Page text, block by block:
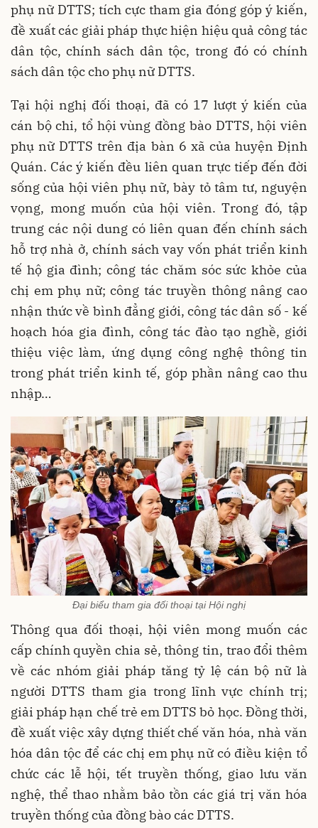
phụ nữ DTTS; tích cực tham gia đóng góp ý kiến,
đề xuất các giải pháp thực hiện hiệu quả công tác
dân tộc, chính sách dân tộc, trong đó có chính
sách dân tộc cho phụ nữ DTTS.
Tại hội nghị đối thoại, đã có 17 lượt ý kiến của
cán bộ chi, tổ hội vùng đồng bào DTTS, hội viên
phụ nữ DTTS trên địa bàn 6 xã của huyện Định
Quán. Các ý kiến đều liên quan trực tiếp đến đời
sống của hội viên phụ nữ, bày tỏ tâm tư, nguyện
vọng, mong muốn của hội viên. Trong đó, tập
trung các nội dung có liên quan đến chính sách
hỗ trợ nhà ở, chính sách vay vốn phát triển kinh
tế hộ gia đình; công tác chăm sóc sức khỏe của
chị em phụ nữ; công tác truyền thông nâng cao
nhận thức về bình đẳng giới, công tác dân số - kế
hoạch hóa gia đình, công tác đào tạo nghề, giới
thiệu việc làm, ứng dụng công nghệ thông tin
trong phát triển kinh tế, góp phần nâng cao thu
nhập…
Đại biểu tham gia đối thoại tại Hội nghị
Thông qua đối thoại, hội viên mong muốn các
cấp chính quyền chia sẻ, thông tin, trao đổi thêm
về các nhóm giải pháp tăng tỷ lệ cán bộ nữ là
người DTTS tham gia trong lĩnh vực chính trị;
giải pháp hạn chế trẻ em DTTS bỏ học. Đồng thời,
đề xuất việc xây dựng thiết chế văn hóa, nhà văn
hóa dân tộc để các chị em phụ nữ có điều kiện tổ
chức các lễ hội, tết truyền thống, giao lưu văn
nghệ, thể thao nhằm bảo tồn các giá trị văn hóa
truyền thống của đồng bào các DTTS.